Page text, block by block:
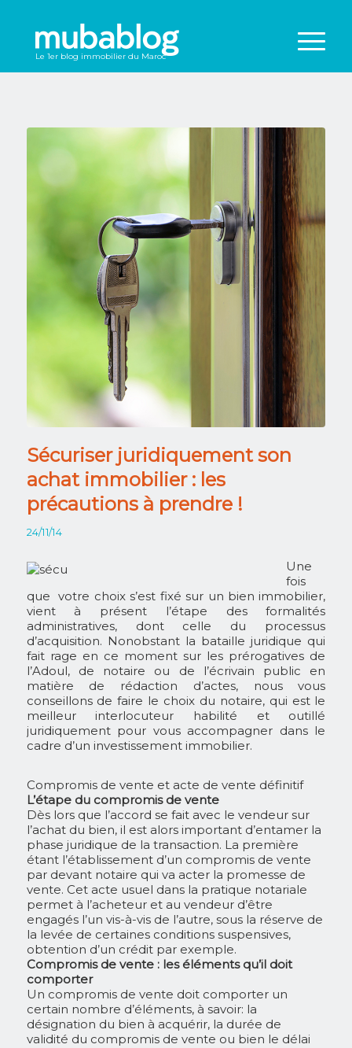
Le 1er blog immobilier du Maroc
Sécuriser juridiquement son
achat immobilier : les
précautions à prendre !
24/11/14
Une
fois
que votre choix s’est fixé sur un bien immobilier,
vient à présent l’étape des formalités
administratives, dont celle du processus
d’acquisition. Nonobstant la bataille juridique qui
fait rage en ce moment sur les prérogatives de
l’Adoul, de notaire ou de l’écrivain public en
matière de rédaction d’actes, nous vous
conseillons de faire le choix du notaire, qui est le
meilleur interlocuteur habilité et outillé
juridiquement pour vous accompagner dans le
cadre d’un investissement immobilier.
Compromis de vente et acte de vente définitif
L’étape du compromis de vente
Dès lors que l’accord se fait avec le vendeur sur
l’achat du bien, il est alors important d’entamer la
phase juridique de la transaction. La première
étant l’établissement d’un compromis de vente
par devant notaire qui va acter la promesse de
vente. Cet acte usuel dans la pratique notariale
permet à l’acheteur et au vendeur d’être
engagés l’un vis-à-vis de l’autre, sous la réserve de
la levée de certaines conditions suspensives,
obtention d’un crédit par exemple.
Compromis de vente : les éléments qu’il doit
comporter
Un compromis de vente doit comporter un
certain nombre d’éléments, à savoir: la
désignation du bien à acquérir, la durée de
validité du compromis de vente ou bien le délai